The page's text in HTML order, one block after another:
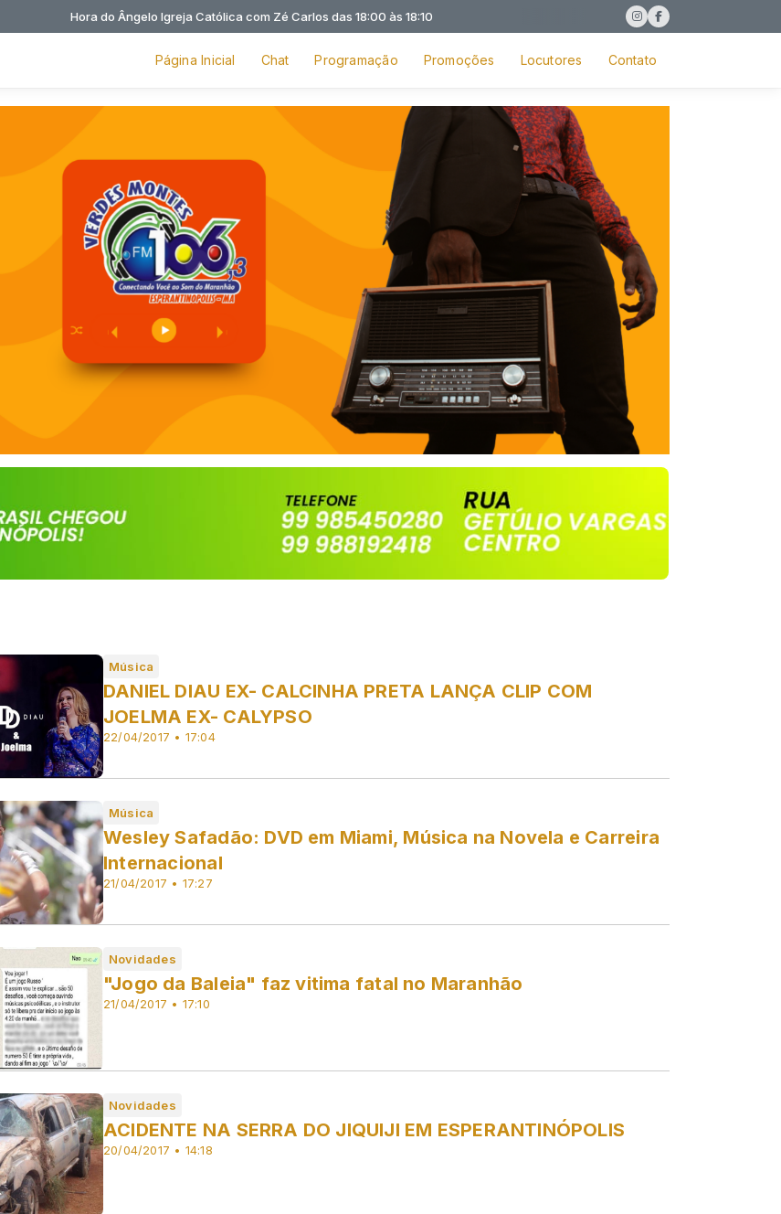
Hora do Ângelo Igreja Católica com Zé Carlos das 18:00 às 18:10
Página Inicial Chat Programação Promoções Locutores Contato
Música
22/04/2017 • 17:04
DANIEL DIAU EX- CALCINHA PRETA LANÇA CLIP COM
JOELMA EX- CALYPSO
Música
21/04/2017 • 17:27
Wesley Safadão: DVD em Miami, Música na Novela e Carreira
Internacional
Novidades
21/04/2017 • 17:10
"Jogo da Baleia" faz vitima fatal no Maranhão
Novidades
20/04/2017 • 14:18
ACIDENTE NA SERRA DO JIQUIJI EM ESPERANTINÓPOLIS